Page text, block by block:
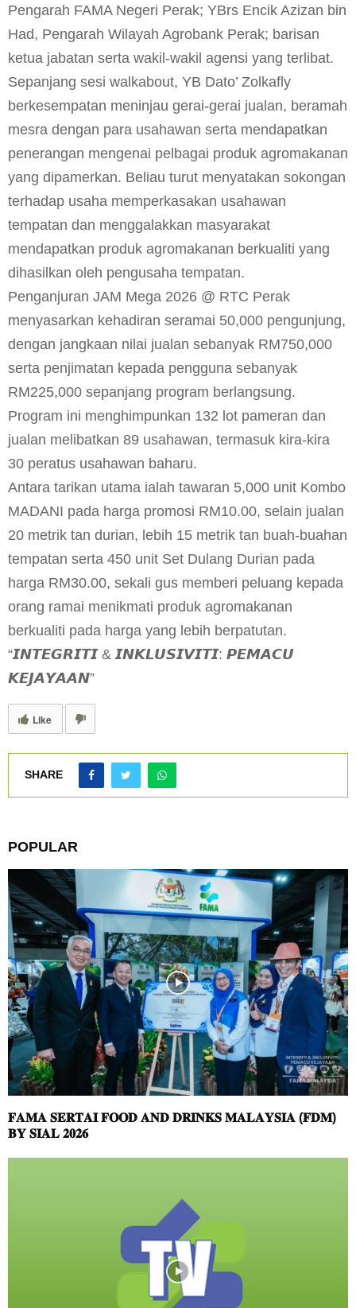
Pengarah FAMA Negeri Perak; YBrs Encik Azizan bin
Had, Pengarah Wilayah Agrobank Perak; barisan
ketua jabatan serta wakil-wakil agensi yang terlibat.
Sepanjang sesi walkabout, YB Dato’ Zolkafly
berkesempatan meninjau gerai-gerai jualan, beramah
mesra dengan para usahawan serta mendapatkan
penerangan mengenai pelbagai produk agromakanan
yang dipamerkan. Beliau turut menyatakan sokongan
terhadap usaha memperkasakan usahawan
tempatan dan menggalakkan masyarakat
mendapatkan produk agromakanan berkualiti yang
dihasilkan oleh pengusaha tempatan.
Penganjuran JAM Mega 2026 @ RTC Perak
menyasarkan kehadiran seramai 50,000 pengunjung,
dengan jangkaan nilai jualan sebanyak RM750,000
serta penjimatan kepada pengguna sebanyak
RM225,000 sepanjang program berlangsung.
Program ini menghimpunkan 132 lot pameran dan
jualan melibatkan 89 usahawan, termasuk kira-kira
30 peratus usahawan baharu.
Antara tarikan utama ialah tawaran 5,000 unit Kombo
MADANI pada harga promosi RM10.00, selain jualan
20 metrik tan durian, lebih 15 metrik tan buah-buahan
tempatan serta 450 unit Set Dulang Durian pada
harga RM30.00, sekali gus memberi peluang kepada
orang ramai menikmati produk agromakanan
berkualiti pada harga yang lebih berpatutan.
“𝙄𝙉𝙏𝙀𝙂𝙍𝙄𝙏𝙄 & 𝙄𝙉𝙆𝙇𝙐𝙎𝙄𝙑𝙄𝙏𝙄: 𝙋𝙀𝙈𝘼𝘾𝙐
𝙆𝙀𝙅𝘼𝙔𝘼𝘼𝙉”
Like
SHARE
POPULAR
𝐅𝐀𝐌𝐀 𝐒𝐄𝐑𝐓𝐀𝐈 𝐅𝐎𝐎𝐃 𝐀𝐍𝐃 𝐃𝐑𝐈𝐍𝐊𝐒 𝐌𝐀𝐋𝐀𝐘𝐒𝐈𝐀 (𝐅𝐃𝐌)
𝐁𝐘 𝐒𝐈𝐀𝐋 𝟐𝟎𝟐𝟔